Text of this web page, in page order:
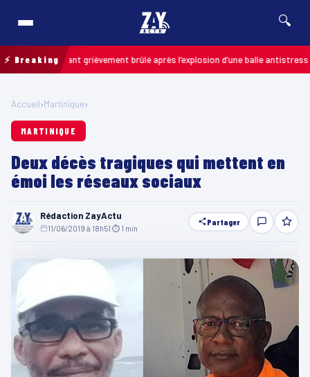
🔍
⚡ Breaking
: un enfant grièvement brûlé après l’explosion d’une balle antistress
Accueil›Martinique›
MARTINIQUE
Deux décès tragiques qui mettent en
émoi les réseaux sociaux
Rédaction ZayActu
11/06/2019 à 18h51 ⏱ 1 min
Partager